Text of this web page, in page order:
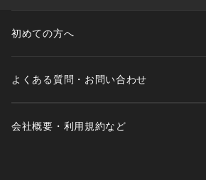
初めての方へ
よくある質問・お問い合わせ
会社概要・利用規約など